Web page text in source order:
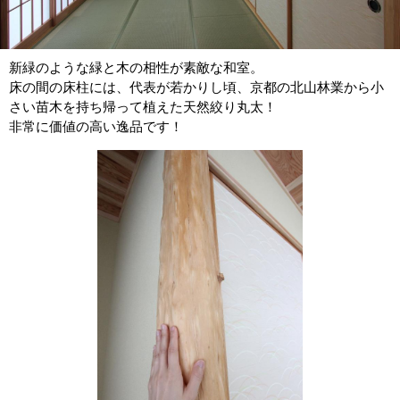
新緑のような緑と木の相性が素敵な和室。
床の間の床柱には、代表が若かりし頃、京都の北山林業から小
さい苗木を持ち帰って植えた天然絞り丸太！
非常に価値の高い逸品です！